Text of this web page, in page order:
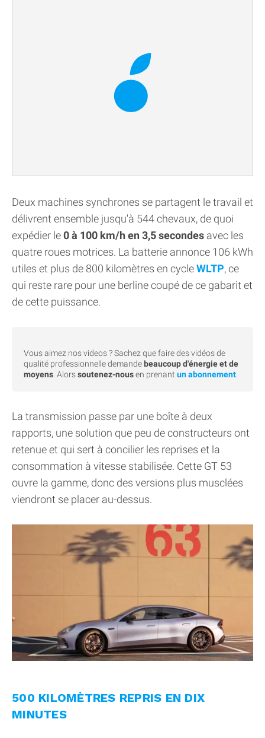
Deux machines synchrones se partagent le travail et
délivrent ensemble jusqu'à 544 chevaux, de quoi
expédier le0 à 100 km/h en 3,5 secondes avec les
quatre roues motrices. La batterie annonce 106 kWh
utiles et plus de 800 kilomètres en cycleWLTP, ce
qui reste rare pour une berline coupé de ce gabarit et
de cette puissance.
Vous aimez nos videos ? Sachez que faire des vidéos de
qualité professionnelle demandebeaucoup d'énergie et de
moyens . Alorssoutenez-nousen prenant un abonnement
La transmission passe par une boîte à deux
rapports, une solution que peu de constructeurs ont
retenue et qui sert à concilier les reprises et la
consommation à vitesse stabilisée. Cette GT 53
ouvre la gamme, donc des versions plus musclées
viendront se placer au-dessus.
500 KILOMÈTRES REPRIS EN DIX
MINUTES